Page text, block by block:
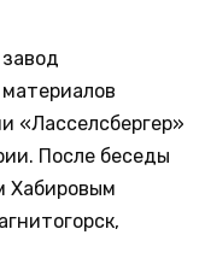
«Ласселсбергер»
После беседы
Хабировым